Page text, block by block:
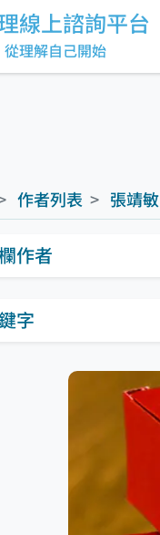
線上諮詢平台
理解自己開始
字
作者
作者列表 張靖敏